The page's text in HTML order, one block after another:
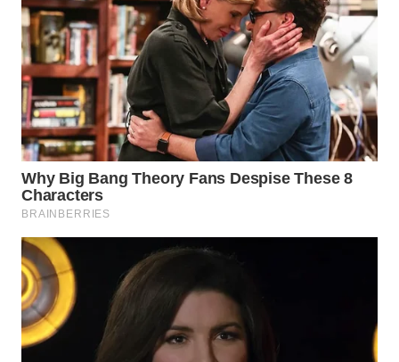
WN
TAPANULI
TENGAH
WN DELI
SERDANG
WN
TEBING
TINGGI
WN
PAKPAK
WN
KARAWANG